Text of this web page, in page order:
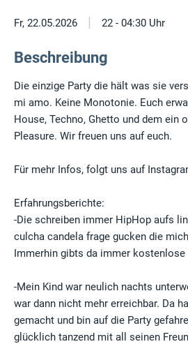
Fr, 22.05.2026 | 22 - 04:30 Uhr
Beschreibung
Die einzige Party die hält was sie
mi amo. Keine Monotonie. Euch
House, Techno, Ghetto und dem ein
Pleasure. Wir freuen uns auf euch.
Für mehr Infos, folgt uns auf
Erfahrungsberichte:
-Die schreiben immer HipHop aufs
culcha candela frage gucken die
Immerhin gibts da immer kostenlose
-Mein Kind war neulich nachts
war dann nicht mehr erreichbar. Da
gemacht und bin auf die Party
glücklich tanzend mit all seinen